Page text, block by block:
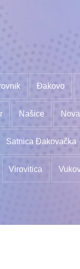
Đakovo
Našice
Satnica Đakovačka
Virovitica